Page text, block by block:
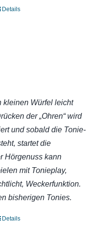
Details
kleinen Würfel leicht
der „Ohren“ wird
und sobald die Tonie-
startet die
Hörgenuss kann
mit Tonieplay,
Weckerfunktion.
bisherigen Tonies.
Details